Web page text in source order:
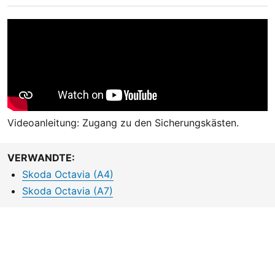
Videoanleitung: Zugang zu den Sicherungskästen.
VERWANDTE:
Skoda Octavia (A4)
Skoda Octavia (A7)